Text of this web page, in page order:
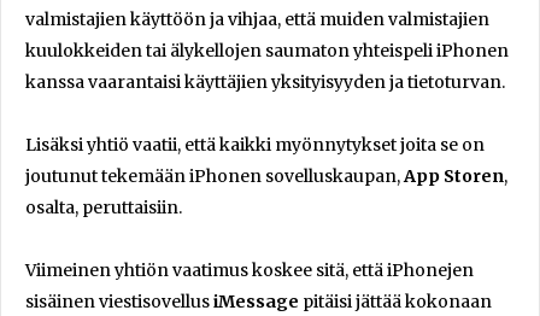
valmistajien käyttöön ja vihjaa, että muiden valmistajien
kuulokkeiden tai älykellojen saumaton yhteispeli iPhonen
kanssa vaarantaisi käyttäjien yksityisyyden ja tietoturvan.
Lisäksi yhtiö vaatii, että kaikki myönnytykset joita se on
joutunut tekemään iPhonen sovelluskaupan,App Storen,
osalta, peruttaisiin.
Viimeinen yhtiön vaatimus koskee sitä, että iPhonejen
sisäinen viestisovellusiMessage pitäisi jättää kokonaan